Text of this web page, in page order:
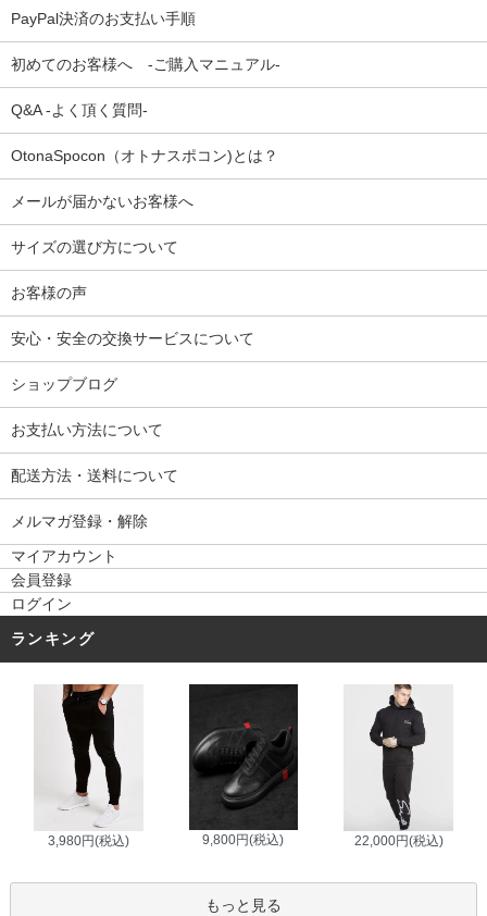
PayPal決済のお支払い手順
初めてのお客様へ -ご購入マニュアル-
Q&A -よく頂く質問-
OtonaSpocon（オトナスポコン)とは？
メールが届かないお客様へ
サイズの選び方について
お客様の声
安心・安全の交換サービスについて
ショップブログ
お支払い方法について
配送方法・送料について
メルマガ登録・解除
マイアカウント
会員登録
ログイン
ランキング
3,980円(税込) 9,800円(税込) 22,000円(税込)
もっと見る